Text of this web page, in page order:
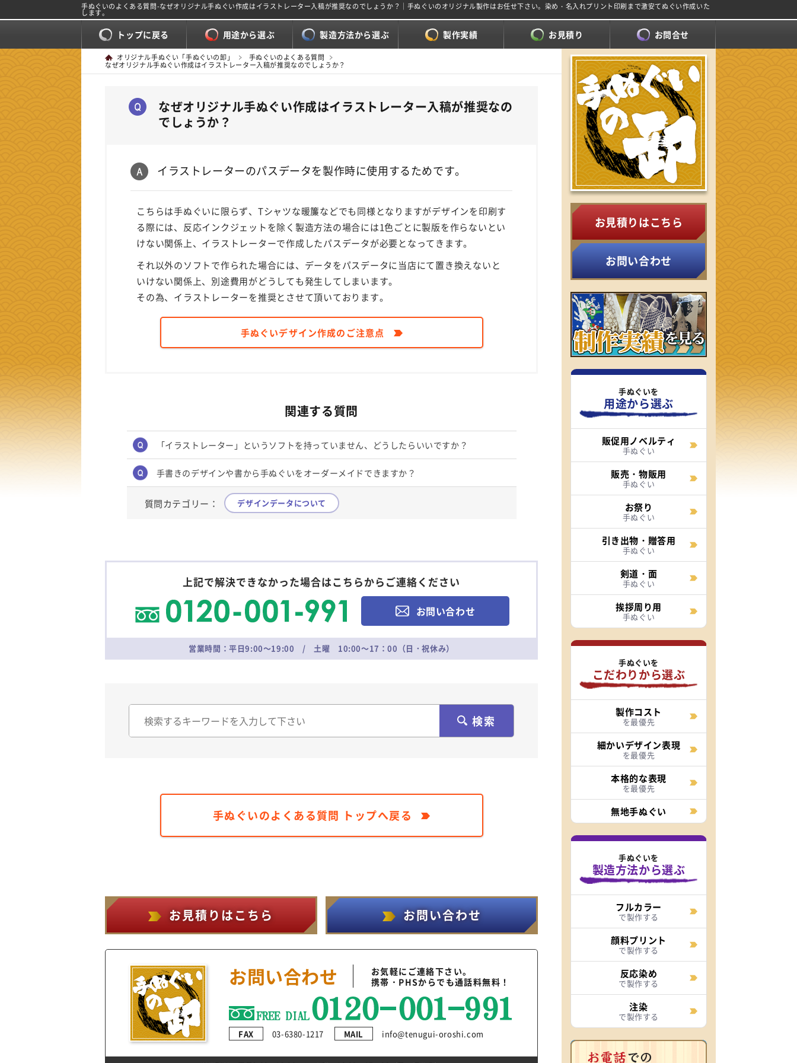
手ぬぐいのよくある質問-なぜオリジナル手ぬぐい作成はイラストレーター入稿が推奨なのでしょうか？｜手ぬぐいのオリジナル製作はお任せ下さい。染め・名入れプリント印刷まで激安てぬぐい作成いた
します。
トップに戻る 用途から選ぶ 製造方法から選ぶ 製作実績 お見積り お問合せ
オリジナル手ぬぐい「手ぬぐいの卸」
手ぬぐいのよくある質問
なぜオリジナル手ぬぐい作成はイラストレーター入稿が推奨なのでしょうか？
なぜオリジナル手ぬぐい作成はイラストレーター入稿が推奨なの
でしょうか？
イラストレーターのパスデータを製作時に使用するためです。
こちらは手ぬぐいに限らず、Tシャツな暖簾などでも同様となりますがデザインを印刷す
る際には、反応インクジェットを除く製造方法の場合には1色ごとに製版を作らないとい
けない関係上、イラストレーターで作成したパスデータが必要となってきます。
それ以外のソフトで作られた場合には、データをパスデータに当店にて置き換えないと
いけない関係上、別途費用がどうしても発生してしまいます。
その為、イラストレーターを推奨とさせて頂いております。
手ぬぐいデザイン作成のご注意点
関連する質問
「イラストレーター」というソフトを持っていません、どうしたらいいですか？
手書きのデザインや書から手ぬぐいをオーダーメイドできますか？
質問カテゴリー： デザインデータについて
上記で解決できなかった場合はこちらからご連絡ください
お問い合わせ
営業時間：平日9:00～19:00 / 土曜 10:00～17：00（日・祝休み）
検索
手ぬぐいのよくある質問 トップへ戻る
お見積りはこちら お問い合わせ
お問い合わせ
お気軽にご連絡下さい。
携帯・PHSからでも通話料無料！
FAX 03-6380-1217 MAIL info@tenugui-oroshi.com
お見積りはこちら
お問い合わせ
手ぬぐいを
用途から選ぶ
販促用ノベルティ
手ぬぐい
販売・物販用
手ぬぐい
お祭り
手ぬぐい
引き出物・贈答用
手ぬぐい
剣道・面
手ぬぐい
挨拶周り用
手ぬぐい
手ぬぐいを
こだわりから選ぶ
製作コスト
を最優先
細かいデザイン表現
を最優先
本格的な表現
を最優先
無地手ぬぐい
手ぬぐいを
製造方法から選ぶ
フルカラー
で製作する
顔料プリント
で製作する
反応染め
で製作する
注染
で製作する